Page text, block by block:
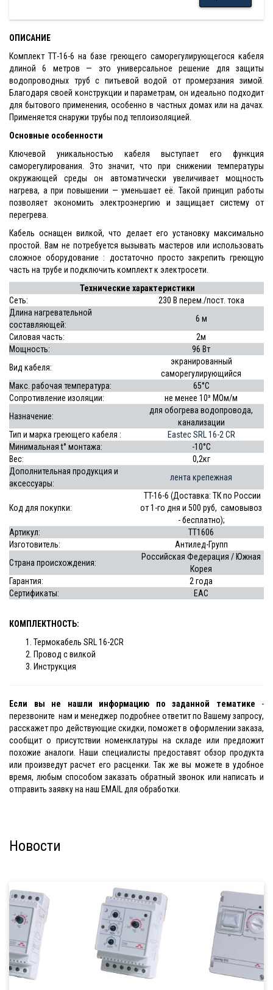
ОПИСАНИЕ
Комплект ТТ-16-6 на базе греющего саморегулирующегося кабеля
длиной 6 метров — это универсальное решение для защиты
водопроводных труб с питьевой водой от промерзания зимой.
Благодаря своей конструкции и параметрам, он идеально подходит
для бытового применения, особенно в частных домах или на дачах.
Применяется снаружи трубы под теплоизоляцией.
Основные особенности
Ключевой уникальностью кабеля выступает его функция
саморегулирования. Это значит, что при снижении температуры
окружающей среды он автоматически увеличивает мощность
нагрева, а при повышении — уменьшает её. Такой принцип работы
позволяет экономить электроэнергию и защищает систему от
перегрева.
Кабель оснащен вилкой, что делает его установку максимально
простой. Вам не потребуется вызывать мастеров или использовать
сложное оборудование : достаточно просто закрепить греющую
часть на трубе и подключить комплект к электросети.
Технические характеристики
Сеть:
230 В перем./пост. тока
Длина нагревательной
составляющей:
6 м
Силовая часть:
2м
Мощность:
96 Вт
Вид кабеля:
экранированный
саморегулирующийся
Макс. рабочая температура:
65°С
Сопротивление изоляции:
не менее 10³ МОм/м
Назначение:
для обогрева водопровода,
канализации
Тип и марка греющего кабеля :
Eastec SRL 16-2 CR
Минимальная t° монтажа:
-10°C
Вес:
0,2кг
Дополнительная продукция и
аксессуары:
лента крепежная
Код для покупки:
TT-16-6 (Доставка: ТК по России
от 1-го дня и 500 руб, самовывоз
- бесплатно);
Артикул:
ТТ1606
Изготовитель:
Антилед-Групп
Страна происхождения:
Российская Федерация / Южная
Корея
Гарантия:
2 года
Сертификаты:
EAC
КОМПЛЕКТНОСТЬ:
Термокабель SRL 16-2CR
Провод с вилкой
Инструкция
Если вы не нашли информацию по заданной тематике -
перезвоните нам и менеджер подробнее ответит по Вашему запросу,
расскажет про действующие скидки, поможет в оформлении заказа,
сообщит о присутствии номенклатуры на складе или предложит
похожие аналоги. Наши специалисты предоставят обзор продукта
или произведут расчет его расценки. Так же вы можете в удобное
время, любым способом заказать обратный звонок или написать и
отправить заявку на наш EMAIL для обработки.
Новости